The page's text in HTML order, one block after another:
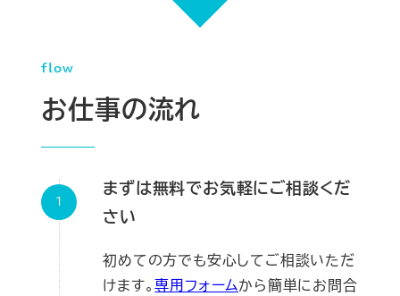
flow
お仕事の流れ
まずは無料でお気軽にご相談くだ
さい
初めての方でも安心してご相談いただ
けます。専用フォームから簡単にお問合